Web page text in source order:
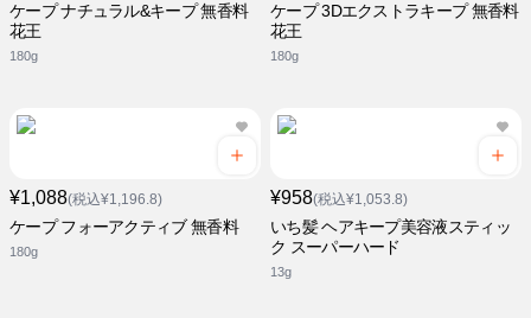
ケープ ナチュラル&キープ 無香料
花王
180g
ケープ 3Dエクストラキープ 無香料
花王
180g
¥1,088(税込¥1,196.8)
ケープ フォーアクティブ 無香料
180g
¥958(税込¥1,053.8)
いち髪 ヘアキープ美容液スティッ
ク スーパーハード
13g